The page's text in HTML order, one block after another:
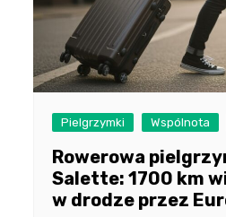
Pielgrzymki Wspólnota
Rowerowa
Salette: 1700 km
w drodze przez